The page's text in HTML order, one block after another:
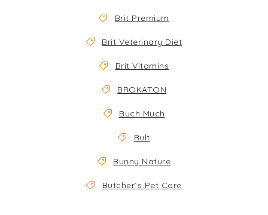
Brit Premium
Brit Veterinary Diet
Brit Vitamins
BROKATON
Buch Much
Bult
Bunny Nature
Butcher´s Pet Care